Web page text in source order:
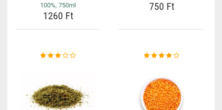
100%, 750ml
1260 Ft
750 Ft